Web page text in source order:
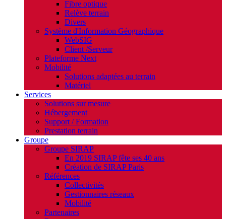
Fibre optique
Relève terrain
Divers
Système d'Information Géographique
WebSIG
Client /Serveur
Plateforme Next
Mobilité
Solutions adaptées au terrain
Matériel
Services
Solutions sur mesure
Hébergement
Support / Formation
Prestation terrain
Groupe
Groupe SIRAP
En 2019 SIRAP fête ses 40 ans
Création de SIRAP Paris
Références
Collectivités
Gestionnaires réseaux
Mobilité
Partenaires